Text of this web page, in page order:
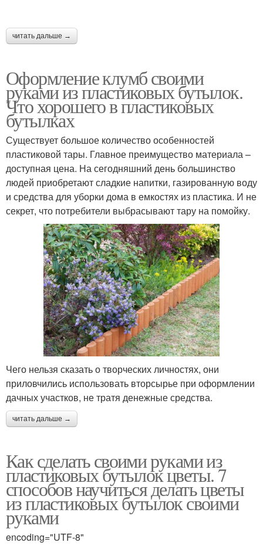
Катамаран из
пластиковых бутылок
Бутылки на даче
Органайзер из
пластиковых бутылок
Органайзеры из
пластиковых бутылок
Поделки из
пластиковых бутылок
Бутылки для улицы
Стрекоза из
пластиковой бутылки
Бабочка из
пластиковой бутылки
Насекомые из
пластиковых бутылок
читать дальше →
Оформление клумб своими
руками из пластиковых бутылок.
Что хорошего в пластиковых
бутылках
Существует большое количество особенностей
пластиковой тары. Главное преимущество материала –
доступная цена. На сегодняшний день большинство
людей приобретают сладкие напитки, газированную воду
и средства для уборки дома в емкостях из пластика. И не
секрет, что потребители выбрасывают тару на помойку.
Чего нельзя сказать о творческих личностях, они
приловчились использовать вторсырье при оформлении
дачных участков, не тратя денежные средства.
читать дальше →
Как сделать своими руками из
пластиковых бутылок цветы. 7
способов научиться делать цветы
из пластиковых бутылок своими
руками
encoding="UTF-8"